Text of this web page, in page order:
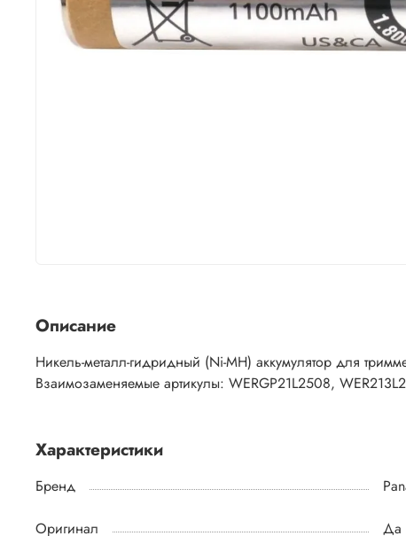
Описание
Никель-металл-гидридный (Ni-MH) аккумулятор для
Взаимозаменяемые артикулы: WERGP21L2508,
Характеристики
Бренд
Оригинал Да